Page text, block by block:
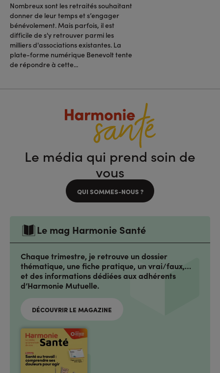
Nombreux sont les retraités souhaitant
donner de leur temps et s’engager
bénévolement. Mais parfois, il est
difficile de s'y retrouver parmi les
milliers d'associations existantes. La
plate-forme numérique Benevolt tente
de répondre à cette...
Le média qui prend soin de
vous
QUI SOMMES-NOUS ?
Le mag Harmonie Santé
Chaque trimestre, je retrouve un dossier
thématique, une fiche pratique, un vrai/faux,…
et des informations dédiées aux adhérents
d’Harmonie Mutuelle.
DÉCOUVRIR LE MAGAZINE